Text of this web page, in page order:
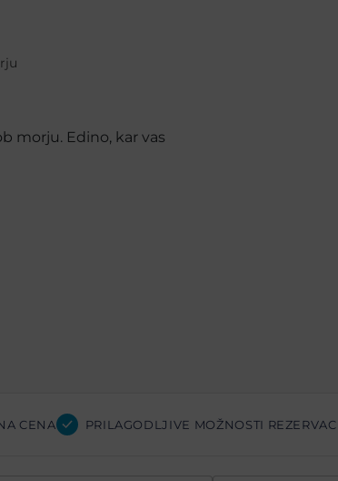
morju. Edino, kar vas
CENA PRILAGODLJIVE MOŽNOSTI